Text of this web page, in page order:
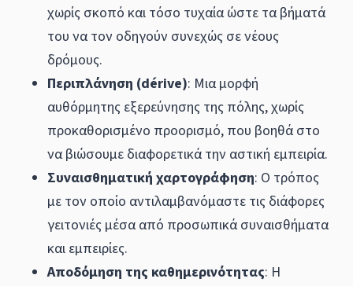
χωρίς σκοπό και τόσο τυχαία ώστε τα βήματά
του να τον οδηγούν συνεχώς σε νέους
δρόμους.
Περιπλάνηση (dérive): Μια μορφή
αυθόρμητης εξερεύνησης της πόλης, χωρίς
προκαθορισμένο προορισμό, που βοηθά στο
να βιώσουμε διαφορετικά την αστική εμπειρία.
Συναισθηματική χαρτογράφηση: Ο τρόπος
με τον οποίο αντιλαμβανόμαστε τις διάφορες
γειτονιές μέσα από προσωπικά συναισθήματα
και εμπειρίες.
Αποδόμηση της καθημερινότητας: Η